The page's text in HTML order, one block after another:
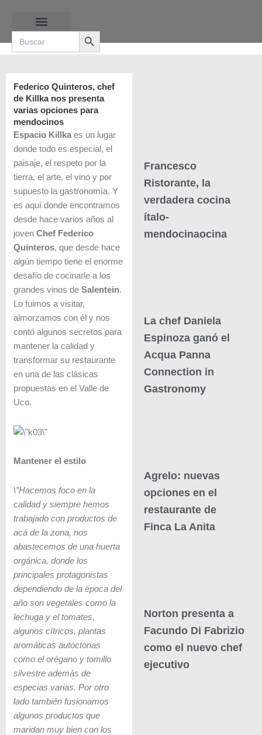
contenido
Search
for:
Search Button
Federico Quinteros, chef
de Killka nos presenta
varias opciones para
mendocinos
Espacio Killkaes un lugar
donde todo es especial, el
paisaje, el respeto por la
tierra, el arte, el vino y por
supuesto la gastronomía. Y
es aquí donde encontramos
desde hace varios años al
joven Chef Federico
Quinteros, que desde hace
algún tiempo tiene el enorme
desafío de cocinarle a los
grandes vinos de Salentein.
Lo fuimos a visitar,
almorzamos con él y nos
contó algunos secretos para
mantener la calidad y
transformar su restaurante
en una de las clásicas
propuestas en el Valle de
Uco.
Mantener el estilo
\”Hacemos foco en la
calidad y siempre hemos
trabajado con productos de
acá de la zona, nos
abastecemos de una huerta
orgánica, donde los
principales protagonistas
dependiendo de la época del
año son vegetales como la
lechuga y el tomates,
algunos cítricos, plantas
aromáticas autóctonas
como el orégano y tomillo
silvestre además de
especias varias. Por otro
lado también fusionamos
algunos productos que
maridan muy bien con los
Francesco
Ristorante, la
verdadera cocina
ítalo-
mendocinaocina
La chef Daniela
Espinoza ganó el
Acqua Panna
Connection in
Gastronomy
Agrelo: nuevas
opciones en el
restaurante de
Finca La Anita
Norton presenta a
Facundo Di Fabrizio
como el nuevo chef
ejecutivo